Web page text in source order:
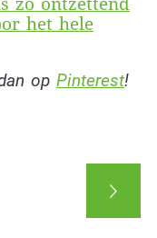
zó ontzettend
het hele
op Pinterest!